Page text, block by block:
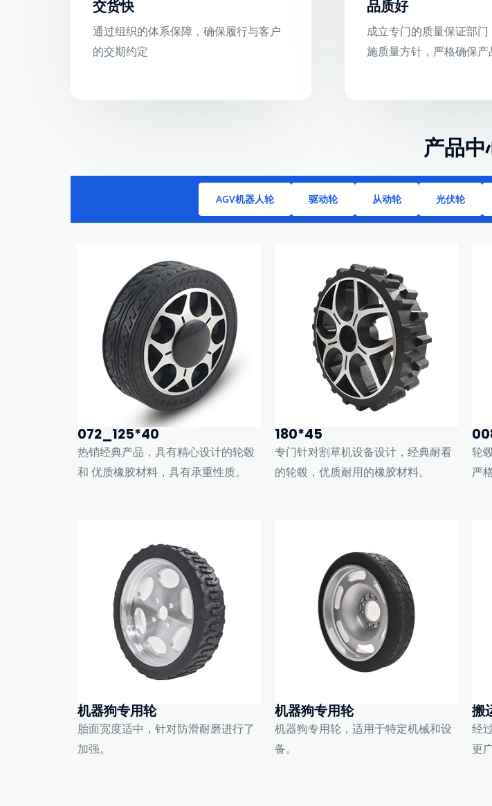
交货快
通过组织的体系保障，确保履行与客户
的交期约定
品质好
成立专门的质量保证部
施质量方针，严格确保产
产品中
AGV机器人轮 驱动轮 从动轮 光伏轮
072_125*40
热销经典产品，具有精心设计的轮毂
和 优质橡胶材料，具有承重性质。
180*45
专门针对割草机设备设计，经典耐看
的轮毂，优质耐用的橡胶材料。
轮
严
机器狗专用轮
胎面宽度适中，针对防滑耐磨进行了
加强。
机器狗专用轮
机器狗专用轮，适用于特定机械和设
备。
搬
经
更